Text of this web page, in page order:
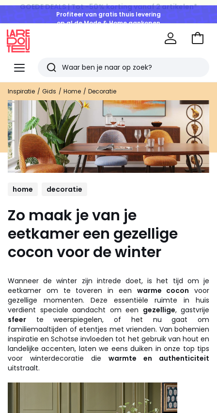
Profiteer van gratis thuis levering
op al de Mode & Home aankopen
Menu
Redoute
Zoeken
Laatst
bekeken
artikelen
Naar
Inspiratie Gids Home Decoratie
home decoratie
Zo maak je van je
eetkamer een gezellige
cocon voor de winter
Wanneer de winter zijn intrede doet, is het tijd om je
eetkamer om te toveren in een warme cocon voor
gezellige momenten. Deze essentiële ruimte in huis
verdient speciale aandacht om een gezellige, gastvrije
sfeer te weerspiegelen, of het nu gaat om
familiemaaltijden of etentjes met vrienden. Van bohemien
inspiratie en Schotse invloeden tot het gebruik van hout en
landelijke accenten, laten we eens duiken in onze top tips
voor winterdecoratie die warmte en authenticiteit
uitstraalt.